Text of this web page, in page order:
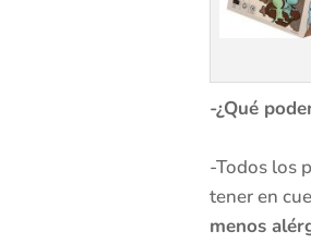
-¿Qué
-Todos los
tener en
menos